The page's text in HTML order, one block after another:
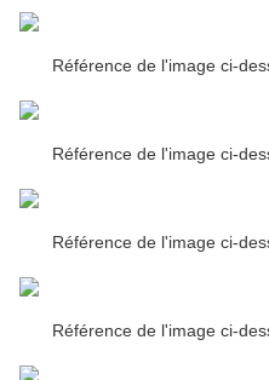
Référence de l'image ci-
Référence de l'image ci-
Référence de l'image ci-
Référence de l'image ci-